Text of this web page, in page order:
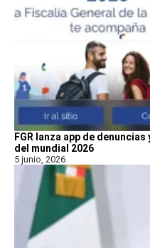
FGR lanza app de
del mundial 2026
5 junio, 2026